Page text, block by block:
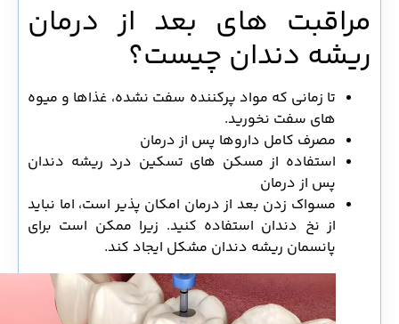
مراقبت های بعد از درمان
ریشه دندان چیست؟
تا زمانی که مواد پرکننده سفت نشده، غذاها و میوه
های سفت نخورید.
مصرف کامل داروها پس از درمان
استفاده از مسکن های تسکین درد ریشه دندان
پس از درمان
مسواک زدن بعد از درمان امکان پذیر است، اما نباید
از نخ دندان استفاده کنید. زیرا ممکن است برای
پانسمان ریشه دندان مشکل ایجاد کند.